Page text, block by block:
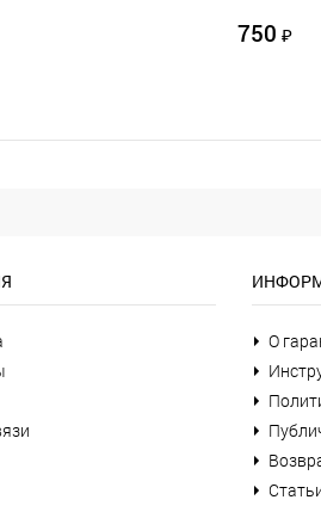
750 ₽
О